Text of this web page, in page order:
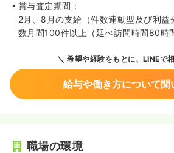
賞与査定期間：
2月、8月の支給（件数連動型及び利益
数月間100件以上（延べ訪問時間80時
希望や経験をもとに、LINEで
給与や働き方について聞
職場の環境